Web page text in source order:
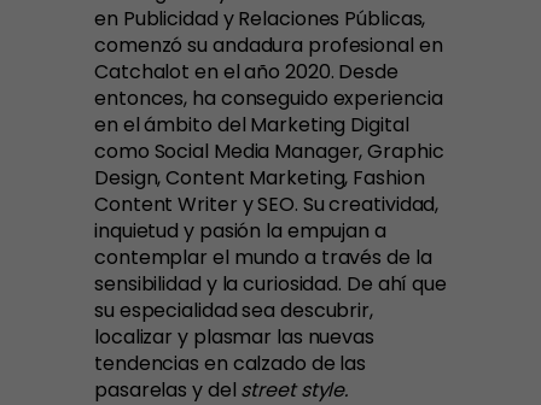
en Publicidad y Relaciones Públicas,
comenzó su andadura profesional en
Catchalot en el año 2020. Desde
entonces, ha conseguido experiencia
en el ámbito del Marketing Digital
como Social Media Manager, Graphic
Design, Content Marketing, Fashion
Content Writer y SEO. Su creatividad,
inquietud y pasión la empujan a
contemplar el mundo a través de la
sensibilidad y la curiosidad. De ahí que
su especialidad sea descubrir,
localizar y plasmar las nuevas
tendencias en calzado de las
pasarelas y del street style.